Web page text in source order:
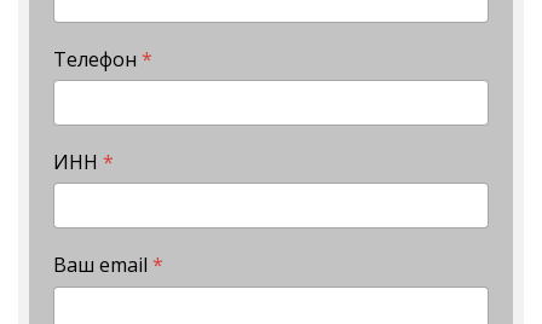
Телефон *
ИНН *
Ваш email *